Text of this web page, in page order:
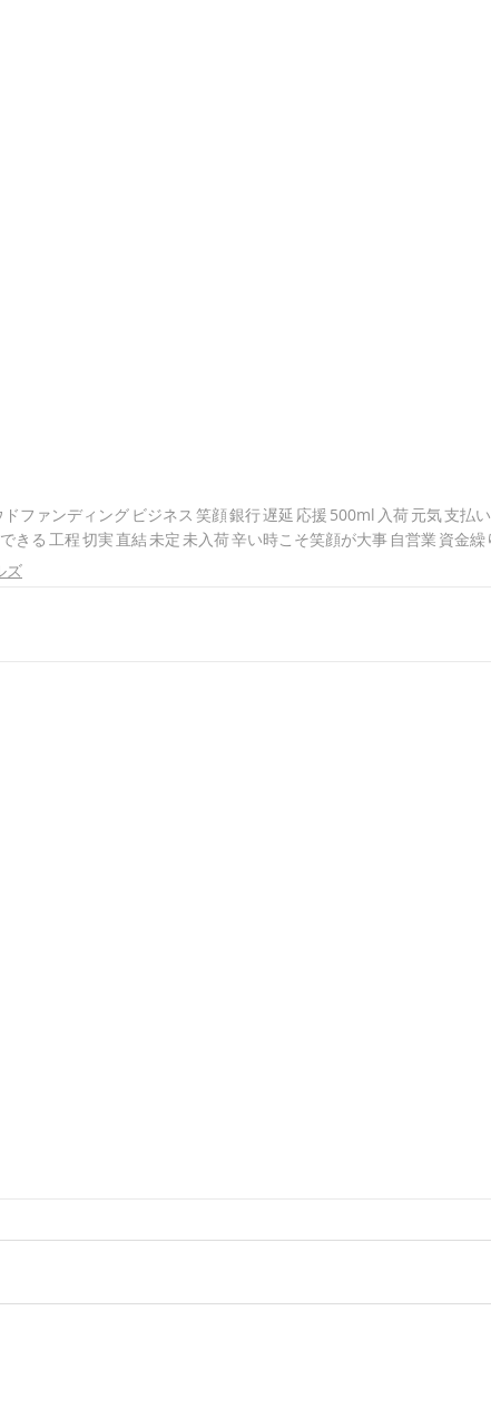
ドファンディング ビジネス 笑顔銀行遅延 応援 500ml 入荷元気支払い
きる 工程切実 直結未定未入荷辛い時こそ笑顔が大事 自営業 資金繰
ズ